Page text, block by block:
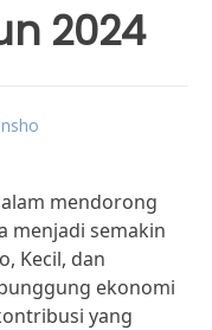
2024
mendorong
menjadi semakin
Kecil, dan
ekonomi
yang